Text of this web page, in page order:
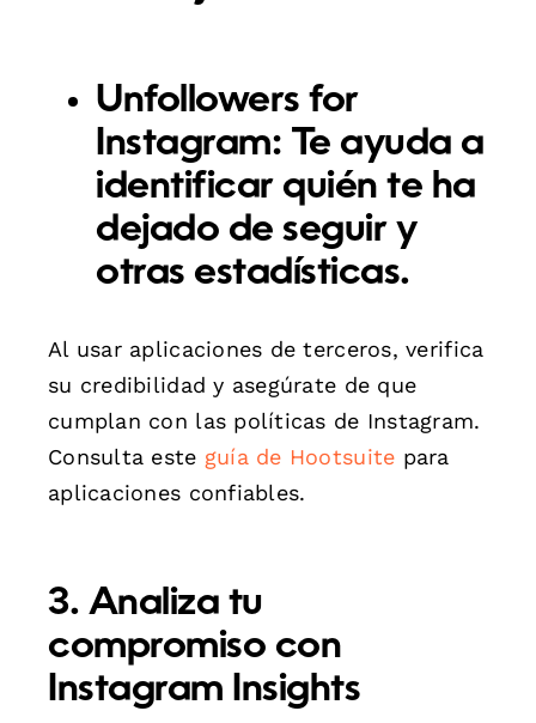
Unfollowers for
Instagram: Te ayuda a
identificar quién te ha
dejado de seguir y
otras estadísticas.
Al usar aplicaciones de terceros, verifica
su credibilidad y asegúrate de que
cumplan con las políticas de Instagram.
Consulta este guía de Hootsuite para
aplicaciones confiables.
3. Analiza tu
compromiso con
Instagram Insights